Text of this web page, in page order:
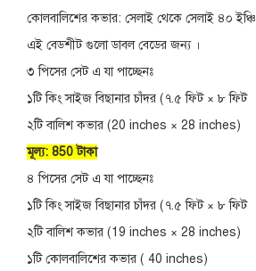
কোলবালিশের কভার: সেলাই থেকে সেলাই ৪০ ইঞ্চি
এই বেডশীট গুলো ডাবল বেডের জন্য ।
৩ পিসের সেট এ যা পাচ্ছেনঃ
১টি কিং সাইজ বিছানার চাঁদর (৭.৫ ফিট × ৮ ফিট
২টি বালিশ কভার (20 inches × 28 inches)
মূল্য: 850 টাকা
৪ পিসের সেট এ যা পাচ্ছেনঃ
১টি কিং সাইজ বিছানার চাঁদর (৭.৫ ফিট × ৮ ফিট
২টি বালিশ কভার (19 inches × 28 inches)
১টি কোলবালিশের কভার ( 40 inches)